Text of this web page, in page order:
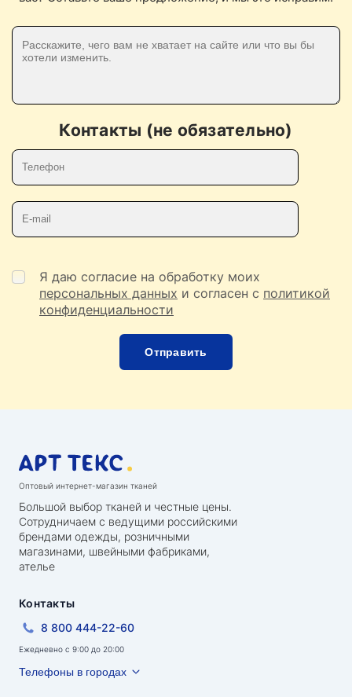
Контакты (не обязательно)
Я даю согласие на обработку моих
персональных данных и согласен с политикой
конфиденциальности
Оптовый интернет-магазин тканей
Большой выбор тканей и честные цены.
Сотрудничаем с ведущими российскими
брендами одежды, розничными
магазинами, швейными фабриками,
ателье
Контакты
8 800 444-22-60
Ежедневно с 9:00 до 20:00
Телефоны в городах